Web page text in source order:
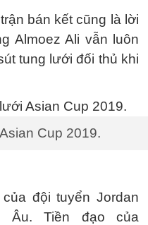
bán kết cũng là lời
Almoez Ali vẫn luôn
tung lưới đối thủ khi
Cup 2019.
đội tuyển Jordan
Âu. Tiền đạo của